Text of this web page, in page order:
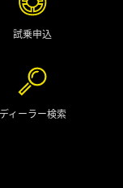
試乗申込
ディーラー検索